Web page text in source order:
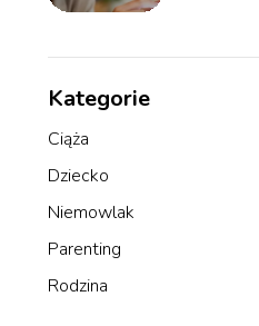
Kategorie
Ciąża
Dziecko
Niemowlak
Parenting
Rodzina